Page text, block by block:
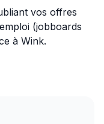
vos offres
(jobboards
à Wink.